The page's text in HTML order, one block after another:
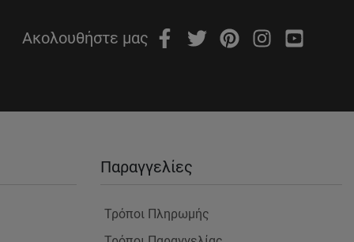
Ακολουθήστε μας
Παραγγελίες
Τρόποι Πληρωμής